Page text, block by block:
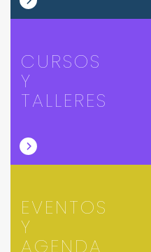
CURSOS
Y
TALLERES
EVENTOS
Y
AGENDA